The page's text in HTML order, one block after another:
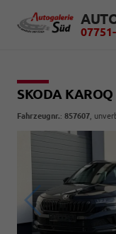
SKODA KAROQ
Fahrzeugnr.: 857607 ,